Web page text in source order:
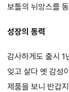
보틀의 뉘앙스를
성장의 동력
감사하게도 출시 1
잊고 살다 옛 감성
제품을 보니 반갑